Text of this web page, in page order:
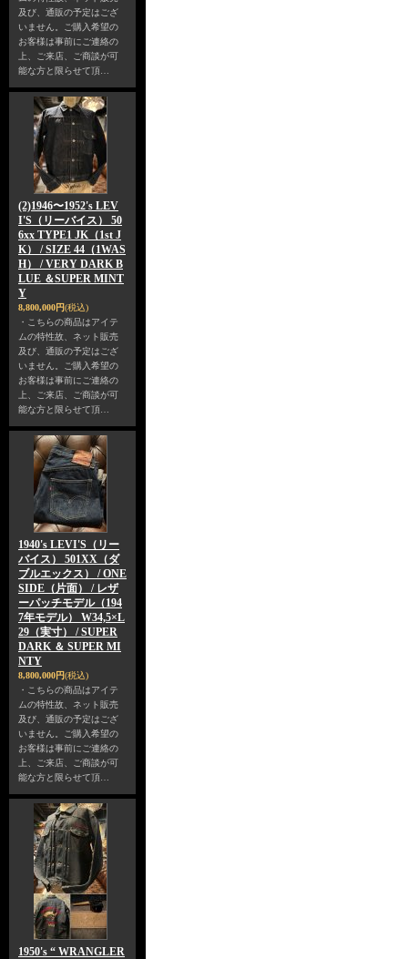
及び、通販の予定はござ
いません。ご購入希望の
お客様は事前にご連絡の
上、ご来店、ご商談が可
能な方と限らせて頂…
(2)1946〜1952's LEV
I'S（リーバイス） 50
6xx TYPE1 JK（1st J
K） / SIZE 44（1WAS
H） / VERY DARK B
LUE ＆SUPER MINT
Y
8,800,000円(税込)
・こちらの商品はアイテ
ムの特性故、ネット販売
及び、通販の予定はござ
いません。ご購入希望の
お客様は事前にご連絡の
上、ご来店、ご商談が可
能な方と限らせて頂…
1940's LEVI'S（リー
バイス） 501XX（ダ
ブルエックス） / ONE
SIDE（片面） / レザ
ーパッチモデル（194
7年モデル） W34,5×L
29（実寸） / SUPER
DARK ＆ SUPER MI
NTY
8,800,000円(税込)
・こちらの商品はアイテ
ムの特性故、ネット販売
及び、通販の予定はござ
いません。ご購入希望の
お客様は事前にご連絡の
上、ご来店、ご商談が可
能な方と限らせて頂…
1950's “ WRANGLER